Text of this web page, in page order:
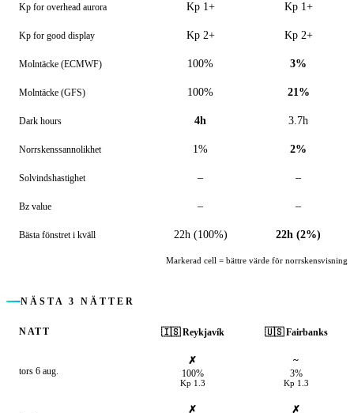
Kp for overhead aurora Kp 1+ Kp 1+
Kp for good display Kp 2+ Kp 2+
Molntäcke (ECMWF) 100% 3%
Molntäcke (GFS) 100% 21%
Dark hours 4h 3.7h
Norrskens­sannolikhet 1% 2%
Solvindshastighet – –
Bz value – –
Bästa fönstret i kväll 22h (100%) 22h (2%)
Markerad cell = bättre värde för norrskensvisning
NÄSTA 3 NÄTTER
NATT 🇮🇸 Reykjavík 🇺🇸 Fairbanks
tors 6 aug.
✗
100%
Kp 1.3
~
3%
Kp 1.3
✗ ✗